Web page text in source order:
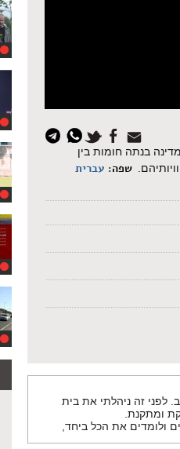
בנתה חומות בין
שפה: עברית
לפני זה ניהלתי את בית
ומתקנת.
ולומדים את הכל ביחד,